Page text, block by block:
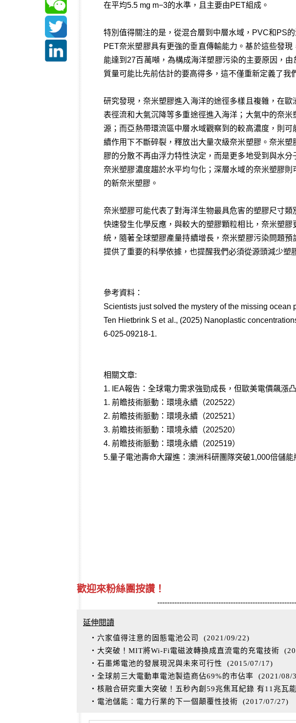
在平均5.5 mg m−3的水準，且主要由PET組成。
特別值得關注的是，從混合層到中層水域，PVC和PS
PET奈米塑膠具有更強的垂直傳輸能力。基於這些發
能達到27百萬噸，為構成海洋塑膠污染的主要原因，
質量可能比先前估計的要高得多，這不僅重新定義了
研究發現，奈米塑膠進入海洋的途徑多樣且複雜，在
表徑流和大氣沉降等多重途徑進入海洋；大氣中的奈
源；而亞熱帶環流區中層水域觀察到的較高濃度，則
續作用下不斷碎裂，釋放出大量次級奈米塑膠。奈米
膠的分散不再由浮力特性決定，而是更多地受到與水
奈米塑膠濃度趨於水平均勻化；深層水域的奈米塑膠
的新奈米塑膠。
奈米塑膠可能代表了對海洋生物最具危害的塑膠尺寸
快速發生化學反應，與較大的塑膠顆粒相比，奈米塑
統，隨著全球塑膠產量持續增長，奈米塑膠污染問題
提供了重要的科學依據，也提醒我們必須從源頭減少
參考資料：
Scientists just solved the mystery of the missing
Ten Hietbrink S et al., (2025) Nanoplastic
6-025-09218-1.
相關文章:
1.
IEA報告：全球電力需求強勁成長，但歐美電價飆漲
1. 前瞻技術脈動：環境永續（202522）
2. 前瞻技術脈動：環境永續（202521）
3. 前瞻技術脈動：環境永續（202520）
4. 前瞻技術脈動：環境永續（202519）
5.量子電池壽命大躍進：澳洲科研團隊突破1,000倍儲能
歡迎來粉絲團按讚！
延伸閱讀
‧六家值得注意的固態電池公司 (2021/09/22)
‧大突破！MIT將Wi-Fi電磁波轉換成直流電的充電技術 (
‧石墨烯電池的發展現況與未來可行性
(2015/07/17)
‧全球前三大電動車電池製造商佔69%的市佔率 (2021/08/
‧核融合研究重大突破！五秒內創59兆焦耳紀錄 有11兆瓦
‧電池儲能：電力行業的下一個顛覆性技術 (2017/07/27)